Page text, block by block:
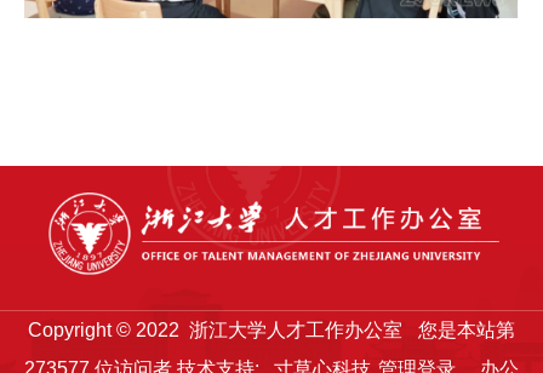
Copyright © 2022 浙江大学人才工作办公室
您是本站第
273577位访问者 技术支持: 寸草心科技 管理登录 办公